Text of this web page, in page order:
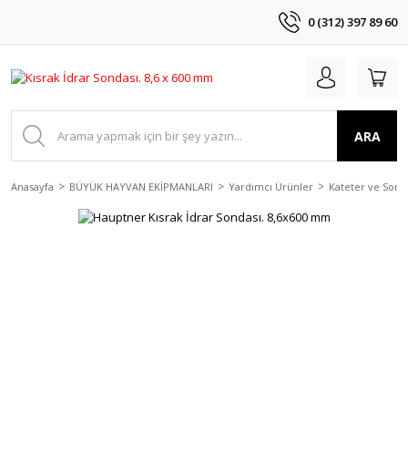
0 (312) 397 89 60
ARA
Anasayfa BÜYÜK HAYVAN EKİPMANLARI Yardımcı Ürünler Kateter ve